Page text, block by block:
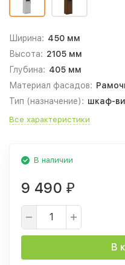
Ширина: 450 мм
Высота: 2105 мм
Глубина: 405 мм
Материал фасадов:
Тип (назначение): шкаф-
Все характеристики
В наличии
9 490 ₽
В